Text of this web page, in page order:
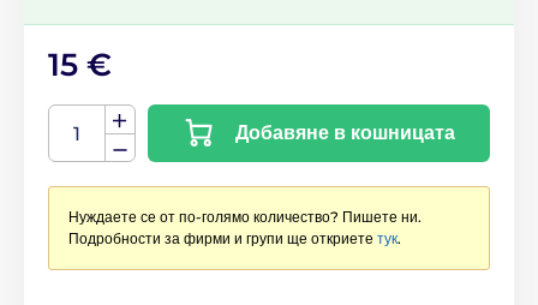
15 €
Добавяне в кошницата
Нуждаете се от по-голямо количество? Пишете ни.
Подробности за фирми и групи ще откриете тук.